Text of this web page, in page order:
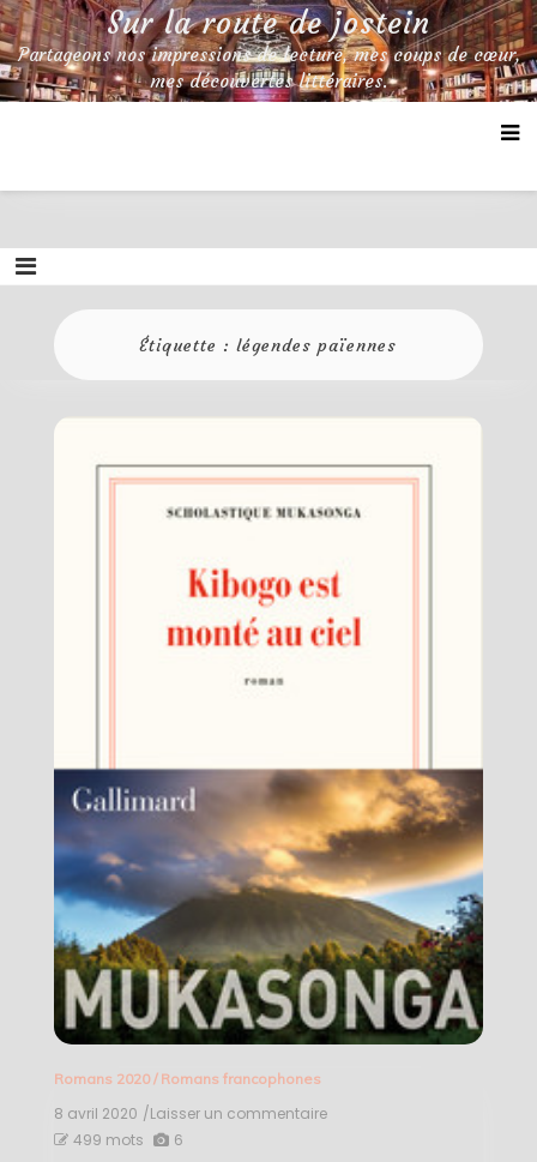
Skip
to
content
Sur la route de jostein
Partageons nos impressions de lecture, mes coups de cœur,
mes découvertes littéraires.
Étiquette :légendes païennes
Romans 2020/ Romans francophones
8 avril 2020 /Laisser un commentaireon
499 mots 6